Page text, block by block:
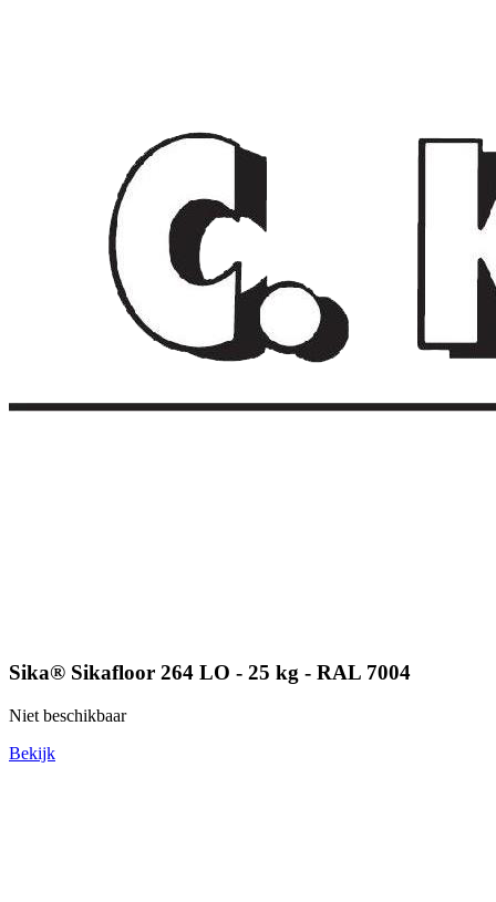
Sika® Sikafloor 264 LO - 25 kg - RAL 7004
Niet beschikbaar
Bekijk